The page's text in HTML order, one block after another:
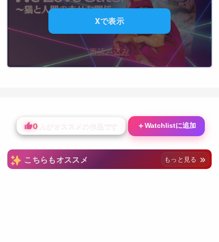
Xで表示
再読み込み
0 人がオススメの作品です ＋Watchlistに追加
こちらもオススメ もっと見る